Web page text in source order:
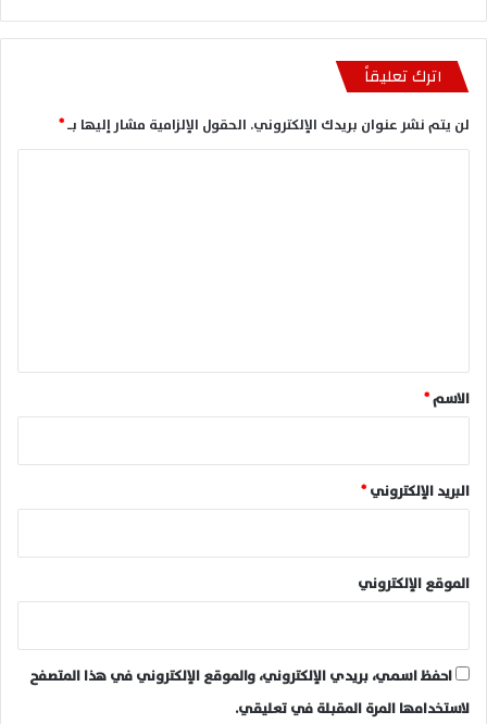
اترك تعليقاً
لن يتم نشر عنوان بريدك الإلكتروني. الحقول الإلزامية مشار إليها بـ*
*
الاسم*
البريد الإلكتروني*
الموقع الإلكتروني
احفظ اسمي، بريدي الإلكتروني، والموقع الإلكتروني في هذا المتصفح
لاستخدامها المرة المقبلة في تعليقي.